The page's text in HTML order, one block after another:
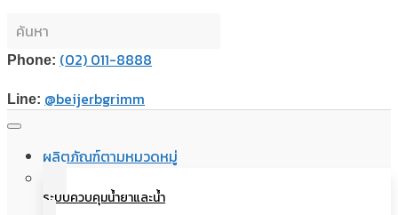
Phone: (02) 011-8888
Line: @beijerbgrimm
ผลิตภัณฑ์ตามหมวดหมู่
ระบบควบคุมน้ำยาและน้ำ